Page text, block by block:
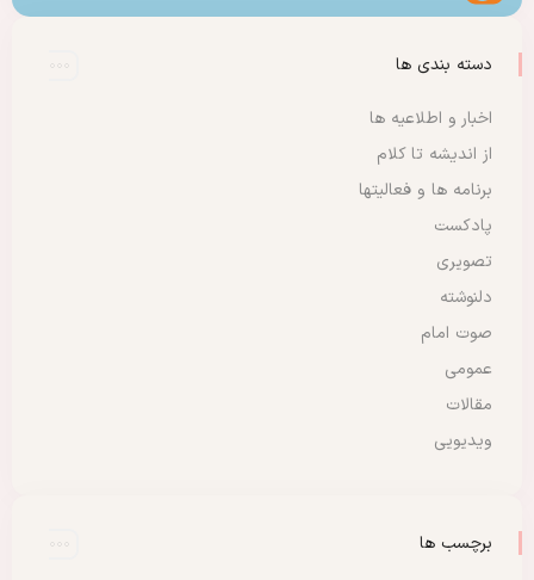
دسته بندی ها
اخبار و اطلاعیه ها
از اندیشه تا کلام
برنامه ها و فعالیتها
پادکست
تصویری
دلنوشته
صوت امام
عمومی
مقالات
ویدیویی
برچسب ها